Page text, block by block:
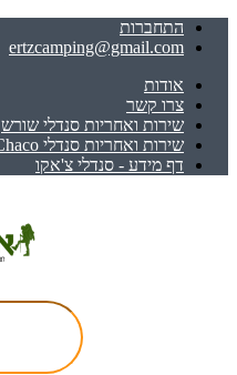
התחברות
ertzcamping@gmail.com
אודות
צרו קשר
שירות ואחריות סנדלי שורש
שירות ואחריות סנדלי Chaco
דף מידע - סנדלי צ'אקו